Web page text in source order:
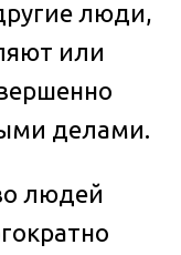
люди,
или
делами.
людей